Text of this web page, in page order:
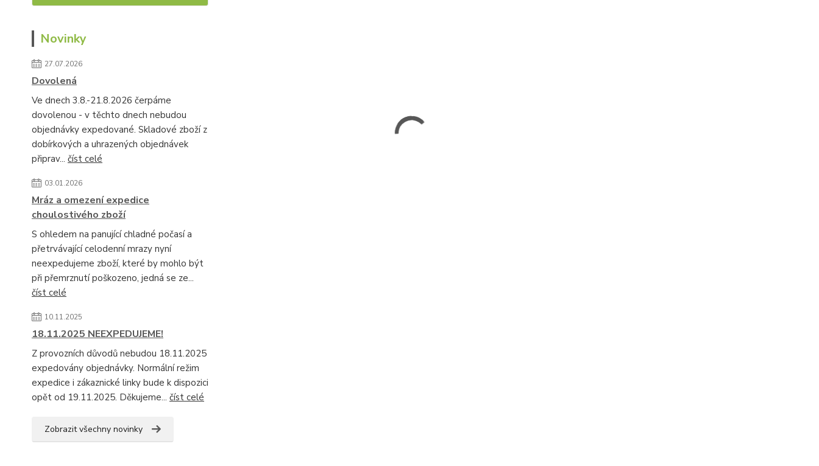
Novinky
27.07.2026
Dovolená
Ve dnech 3.8.-21.8.2026 čerpáme
dovolenou - v těchto dnech nebudou
objednávky expedované. Skladové zboží z
dobírkových a uhrazených objednávek
připrav... číst celé
03.01.2026
Mráz a omezení expedice
choulostivého zboží
S ohledem na panující chladné počasí a
přetrvávající celodenní mrazy nyní
neexpedujeme zboží, které by mohlo být
při přemrznutí poškozeno, jedná se ze...
číst celé
10.11.2025
18.11.2025 NEEXPEDUJEME!
Z provozních důvodů nebudou 18.11.2025
expedovány objednávky. Normální režim
expedice i zákaznické linky bude k dispozici
opět od 19.11.2025. Děkujeme... číst celé
Zobrazit všechny novinky